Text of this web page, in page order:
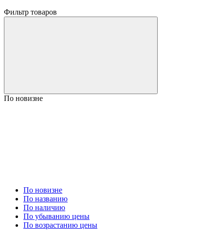
Фильтр товаров
По новизне
По новизне
По названию
По наличию
По убыванию цены
По возрастанию цены